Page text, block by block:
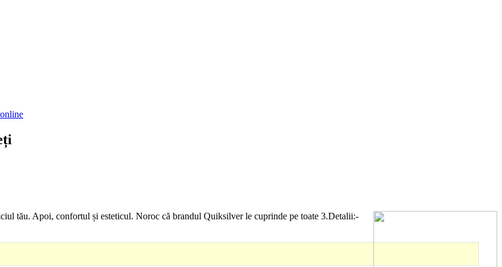
tău. Apoi, confortul și esteticul. Noroc că brandul Quiksilver le cuprinde pe toate 3.Detalii:-